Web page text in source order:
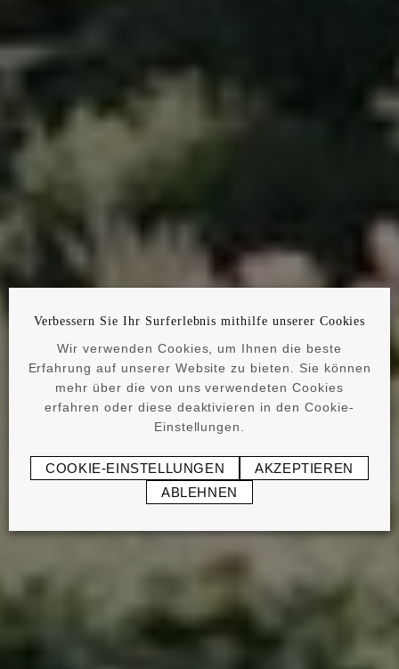
Verbessern Sie Ihr Surferlebnis mithilfe unserer Cookies
Wir verwenden Cookies, um Ihnen die beste
Erfahrung auf unserer Website zu bieten. Sie können
mehr über die von uns verwendeten Cookies
erfahren oder diese deaktivieren in den Cookie-
Einstellungen.
COOKIE-EINSTELLUNGEN
AKZEPTIEREN
ABLEHNEN